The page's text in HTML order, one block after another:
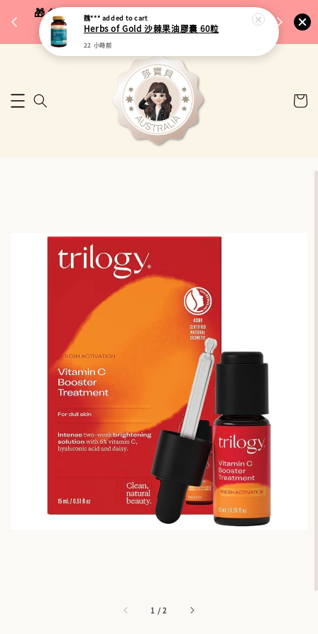
🎁 父親節限定｜全館96折・指定品牌88折｜滿
$5,000再折$100
🚚 台
1 /2
魏*** added to cart
Herbs of Gold 沙棘果油膠囊 60粒
22 小時前